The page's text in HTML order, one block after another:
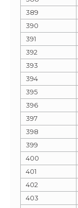
389
390
391
392
393
394
395
396
397
398
399
400
401
402
403